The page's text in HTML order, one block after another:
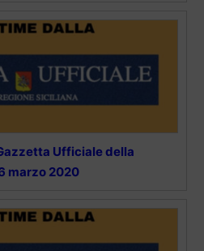
Ufficiale della
marzo 2020